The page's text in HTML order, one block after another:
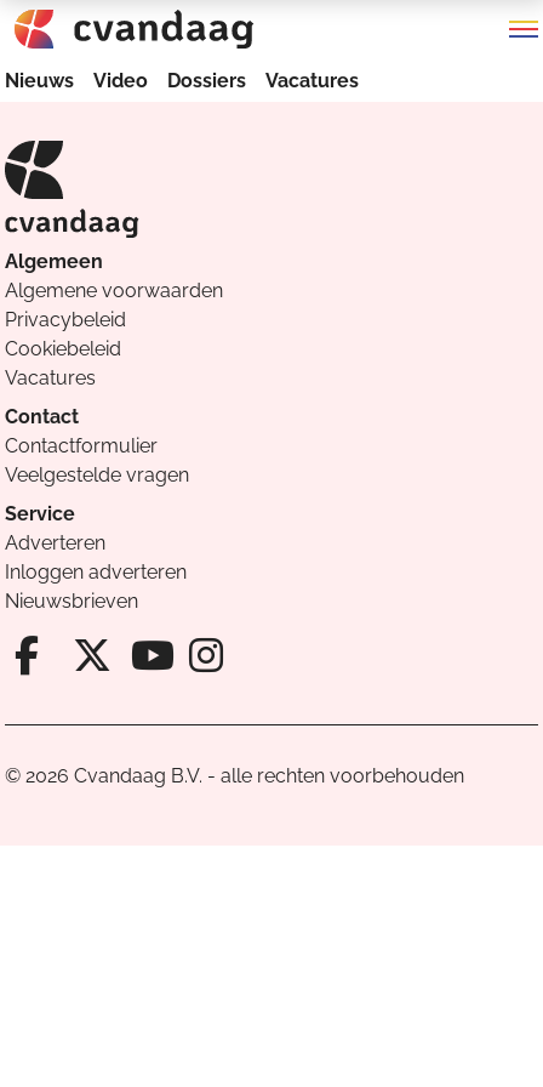
Nieuws Video Dossiers Vacatures
Algemeen
Algemene voorwaarden
Privacybeleid
Cookiebeleid
Vacatures
Contact
Contactformulier
Veelgestelde vragen
Service
Adverteren
Inloggen adverteren
Nieuwsbrieven
Facebook van Cvandaag
X van Cvandaag
Instagram van
© 2026 Cvandaag B.V. - alle rechten voorbehouden